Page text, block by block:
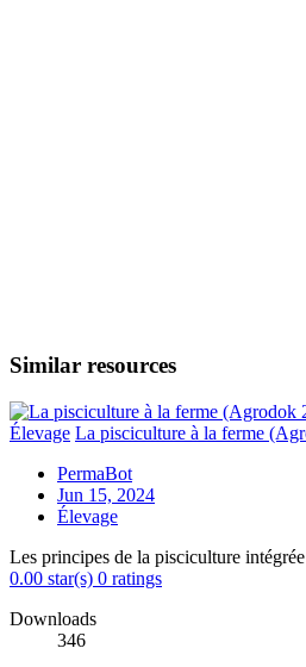
Similar resources
Élevage La pisciculture à la ferme
PermaBot
Jun 15, 2024
Élevage
Les principes de la pisciculture intégrée
0.00 star(s) 0 ratings
Downloads
346